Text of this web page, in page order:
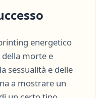
energetico
della morte e
sessualità e delle
a mostrare un